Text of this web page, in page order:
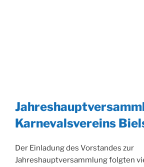
Karnevalsvereins
Der Einladung des Vorstandes zur
Jahreshauptversammlung folgten